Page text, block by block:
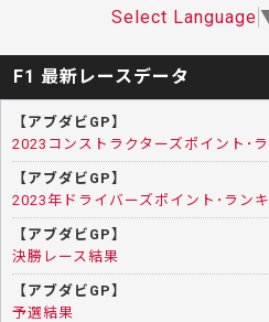
Select Language
F1 最新レースデータ
【アブダビGP】
2023コンストラクターズポイント･
【アブダビGP】
2023年ドライバーズポイント･ラン
【アブダビGP】
決勝レース結果
【アブダビGP】
予選結果